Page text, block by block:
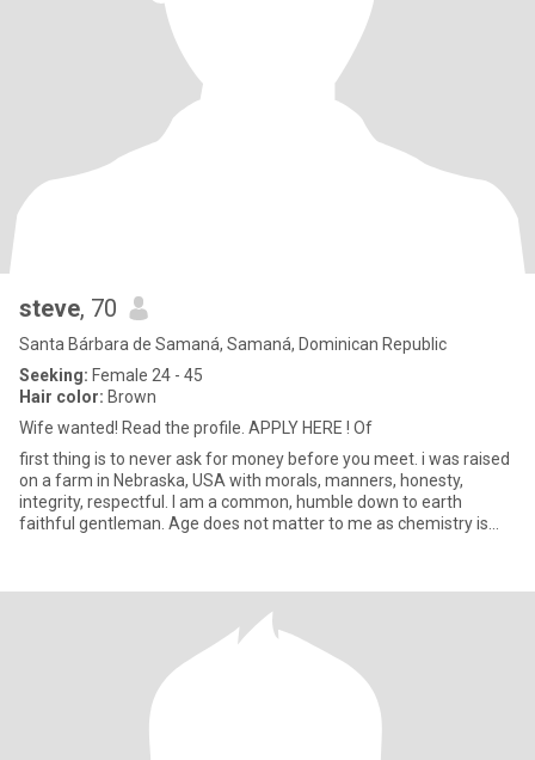
steve, 70
Santa Bárbara de Samaná, Samaná, Dominican Republic
Seeking: Female 24 - 45
Hair color: Brown
Wife wanted! Read the profile. APPLY HERE ! Of
first thing is to never ask for money before you meet. i was raised
on a farm in Nebraska, USA with morals, manners, honesty,
integrity, respectful. I am a common, humble down to earth
faithful gentleman. Age does not matter to me as chemistry is